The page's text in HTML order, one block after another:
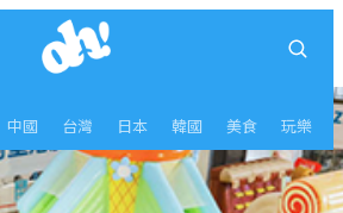
中國 台灣 日本 韓國 美食 玩樂